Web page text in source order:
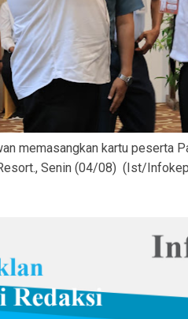
memasangkan kartu peserta
Senin (04/08) (Ist/